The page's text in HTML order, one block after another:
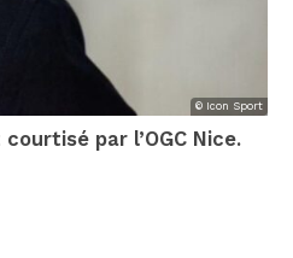
© Icon Sport
par l’OGC Nice.